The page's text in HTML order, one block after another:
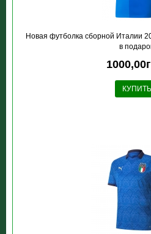
Новая футболка сборной Италии
в
КУПИТЬ